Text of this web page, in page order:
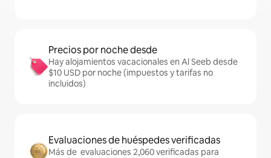
Precios por noche desde
Hay alojamientos vacacionales en Al Seeb desde
$10 USD por noche (impuestos y tarifas no
incluidos)
Evaluaciones de huéspedes verificadas
Más de evaluaciones 2,060 verificadas para